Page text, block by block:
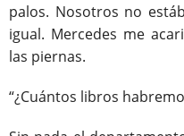
palos. Nosotros no
igual. Mercedes me
las piernas.
“¿Cuántos libros